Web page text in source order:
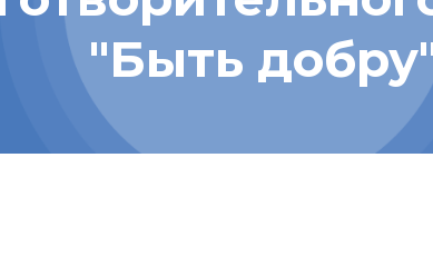
"Быть